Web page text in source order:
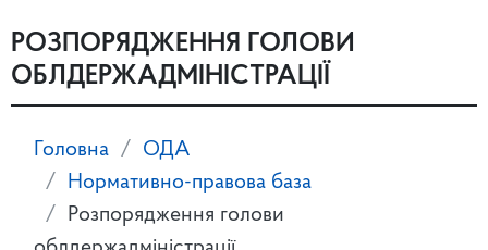
РОЗПОРЯДЖЕННЯ ГОЛОВИ
ОБЛДЕРЖАДМІНІСТРАЦІЇ
Головна
ОДА
Нормативно-правова база
Розпорядження голови